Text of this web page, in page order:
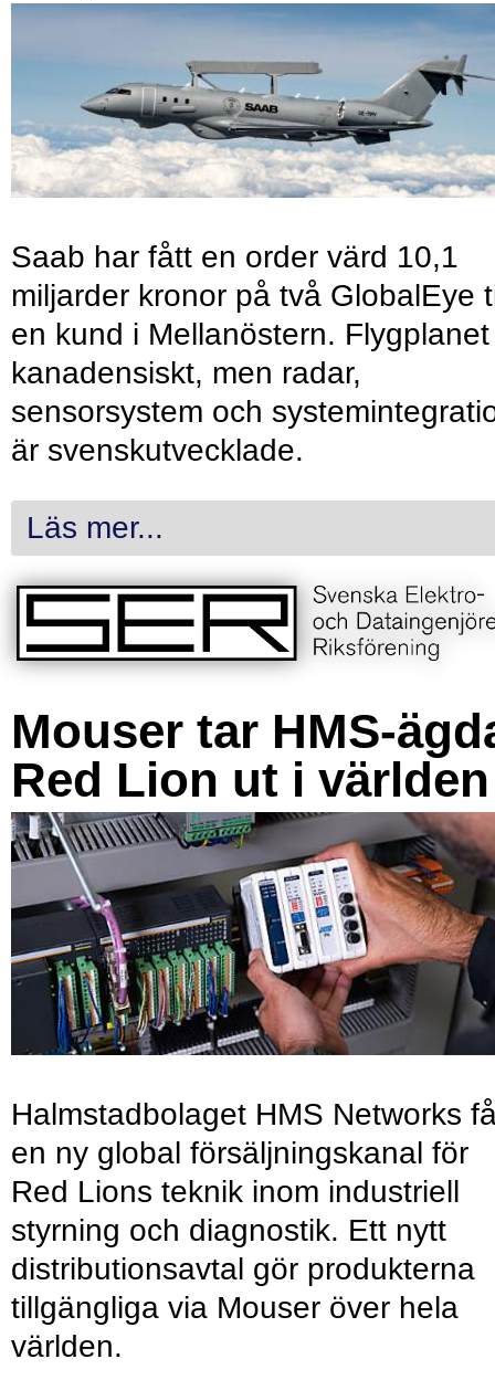
Saab har fått en order värd 10,1
miljarder kronor på två GlobalEye
en kund i Mellanöstern.
kanadensiskt, men radar,
sensorsystem och
är svenskutvecklade.
Läs mer...
Mouser tar HMS-
Red Lion ut i världen
Halmstadbolaget HMS Networks
en ny global försäljningskanal för
Red Lions teknik inom industriell
styrning och diagnostik. Ett nytt
distributionsavtal gör produkterna
tillgängliga via Mouser över hela
världen.